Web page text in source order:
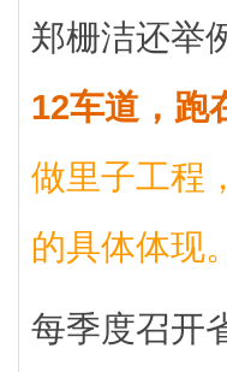
郑栅洁还举
12车道，跑
做里子工程
的具体体现。
每季度召开